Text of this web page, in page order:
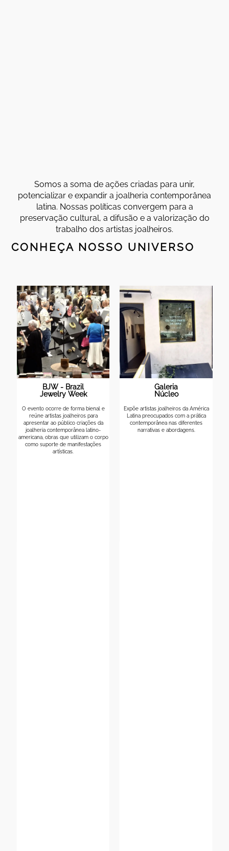
Somos a soma de ações criadas para unir,
potencializar e expandir a joalheria contemporânea
latina. Nossas políticas convergem para a
preservação cultural, a difusão e a valorização do
trabalho dos artistas joalheiros.
CONHEÇA NOSSO UNIVERSO
Galeria
Núcleo
Expõe artistas joalheiros da América
Latina preocupados com a prática
contemporânea nas diferentes
narrativas e abordagens.
Escola/
Laboratório
Ensino contemporâneo de joalheria,
composta por artistas joalheiros
educadores, que estimulam e
impulsionam o aluno a criar e